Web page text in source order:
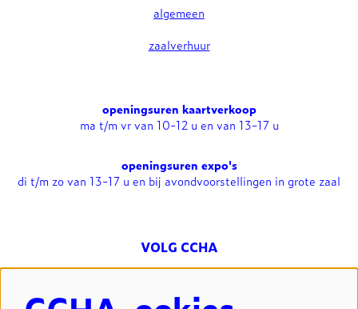
algemeen
zaalverhuur
openingsuren kaartverkoop
ma t/m vr van 10-12 u en van 13-17 u
openingsuren expo's
di t/m zo van 13-17 u en bij avondvoorstellingen in grote zaal
VOLG CCHA